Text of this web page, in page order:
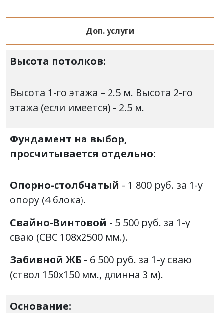
Доп. услуги
Высота потолков:
Высота 1-го этажа – 2.5 м. Высота 2-го
этажа (если имеется) - 2.5 м.
Фундамент на выбор,
просчитывается отдельно:
Опорно-столбчатый - 1 800 руб. за 1-у
опору (4 блока).
Свайно-Винтовой - 5 500 руб. за 1-у
сваю (СВС 108х2500 мм.).
Забивной ЖБ - 6 500 руб. за 1-у сваю
(ствол 150х150 мм., длинна 3 м).
Основание: